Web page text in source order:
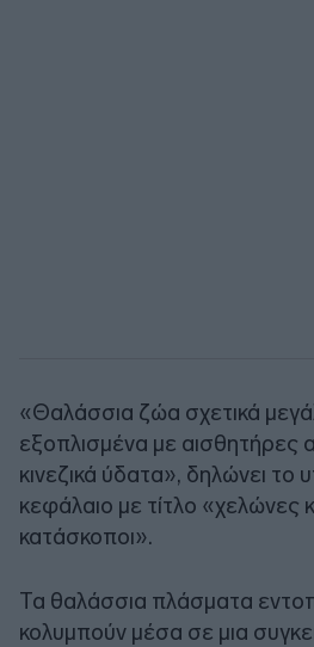
«Θαλάσσια ζώα σχετικά
εξοπλισμένα με αισθητήρες
κινεζικά ύδατα», δηλώνει το
κεφάλαιο με τίτλο «χελώνες
κατάσκοποι».
Τα θαλάσσια πλάσματα
κολυμπούν μέσα σε μια